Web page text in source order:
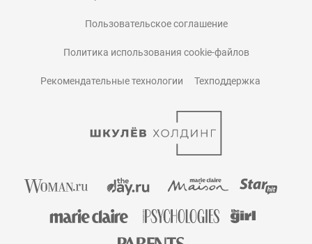
Пользовательское соглашение
Политика использования cookie-файлов
Рекомендательные технологии Техподдержка